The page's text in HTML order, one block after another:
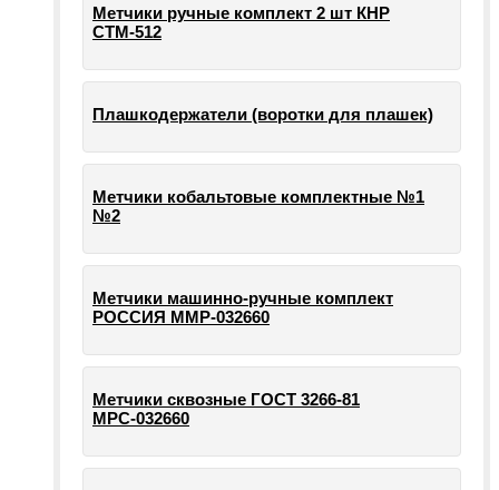
Метчики ручные комплект 2 шт КНР
СТМ-512
Плашкодержатели (воротки для плашек)
Метчики кобальтовые комплектные №1
№2
Метчики машинно-ручные комплект
РОССИЯ ММР-032660
Метчики сквозные ГОСТ 3266-81
МРС-032660